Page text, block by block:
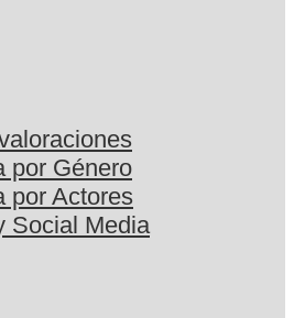
por Género
por Actores
Social Media